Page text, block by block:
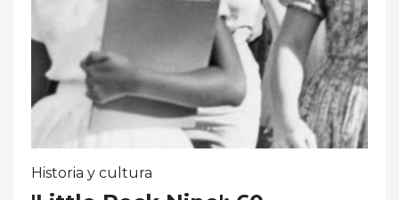
Historia y cultura